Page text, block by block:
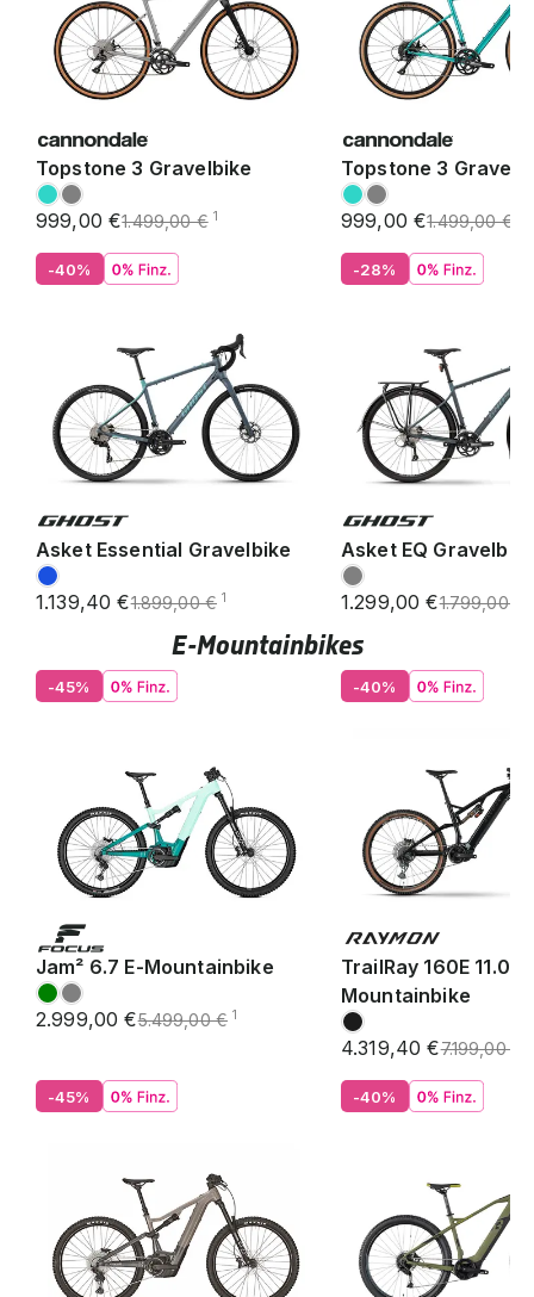
Topstone 3 Gravelbike
999,00 €1.499,00 € 1
Topstone 3
999,00 €1.499,00 €
-40%
Asket Essential Gravelbike
1.139,40 €1.899,00 € 1
-28%
Asket EQ
1.299,00 €1.799,00 €
E-Mountainbikes
-45%
Jam² 6.7 E-Mountainbike
2.999,00 €5.499,00 € 1
-40%
TrailRay 160E 11.0
Mountainbike
4.319,40 €7.199,00 €
-45% -40%